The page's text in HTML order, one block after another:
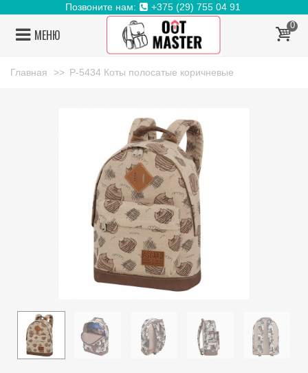
Позвоните нам: +375 (29) 755 04 91
МЕНЮ
0
Главная >> Р-5434 Коты полосатые коричневые